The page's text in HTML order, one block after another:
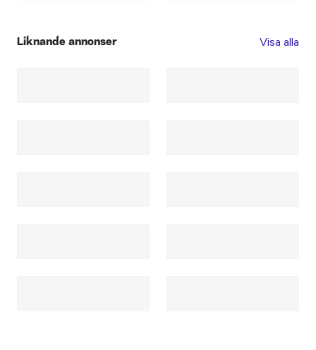
Liknande annonser Visa alla